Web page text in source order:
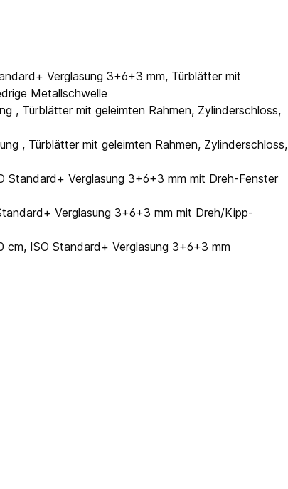
Verglasung 3+6+3 mm, Türblätter mit
Metallschwelle
, Türblätter mit geleimten Rahmen, Zylinderschloss,
, Türblätter mit geleimten Rahmen, Zylinderschloss,
Standard+ Verglasung 3+6+3 mm mit Dreh-Fenster
Verglasung 3+6+3 mm mit Dreh/Kipp-
ISO Standard+ Verglasung 3+6+3 mm